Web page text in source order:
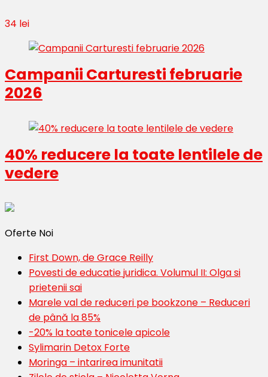
34 lei
Campanii Carturesti februarie
2026
40% reducere la toate lentilele de
vedere
Oferte Noi
First Down, de Grace Reilly
Povesti de educatie juridica. Volumul II: Olga si
prietenii sai
Marele val de reduceri pe bookzone – Reduceri
de până la 85%
-20% la toate tonicele apicole
Sylimarin Detox Forte
Moringa – intarirea imunitatii